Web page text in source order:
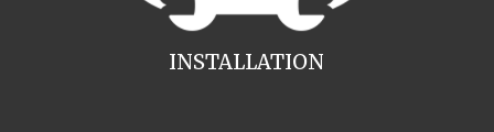
INSTALLATION